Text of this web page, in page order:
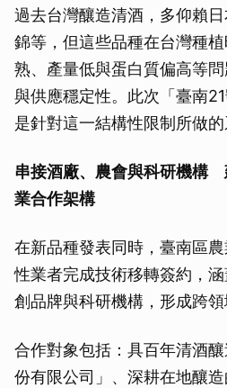
過去台灣釀造清酒，多仰賴
錦等，但這些品種在台灣種
熟、產量低與蛋白質偏高等
與供應穩定性。此次「臺南
是針對這一結構性限制所做的
串接酒廠、農會與科研機構
業合作架構
在新品種發表同時，臺南區
性業者完成技術移轉簽約，
創品牌與科研機構，形成跨領
合作對象包括：具百年清酒
份有限公司」、深耕在地釀